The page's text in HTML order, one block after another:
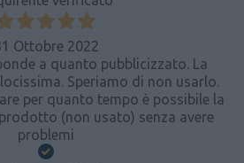
Ottobre 2022
a quanto pubblicizzato. La
Speriamo di non usarlo.
per quanto tempo è possibile la
(non usato) senza avere
problemi